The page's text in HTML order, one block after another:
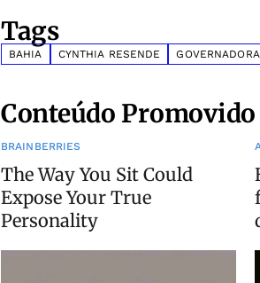
Tags
BAHIA CYNTHIA RESENDE GOVERNADORA